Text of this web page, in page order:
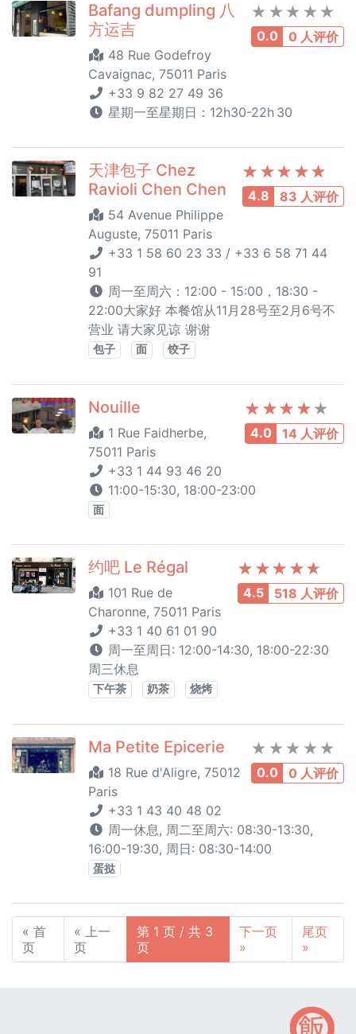
0.0 0 人评价
Bafang dumpling 八
方运吉
48 Rue Godefroy
Cavaignac, 75011 Paris
+33 9 82 27 49 36
星期一至星期日：12h30-22h 30
4.8 83 人评价
天津包子 Chez
Ravioli Chen Chen
54 Avenue Philippe
Auguste, 75011 Paris
+33 1 58 60 23 33 / +33 6 58 71 44
91
周一至周六：12:00 - 15:00，18:30 -
22:00大家好 本餐馆从11月28号至2月6号不
营业 请大家见谅 谢谢
包子 面 饺子
4.0 14 人评价
Nouille
1 Rue Faidherbe,
75011 Paris
+33 1 44 93 46 20
11:00-15:30, 18:00-23:00
面
4.5 518 人评价
约吧 Le Régal
101 Rue de
Charonne, 75011 Paris
+33 1 40 61 01 90
周一至周日: 12:00-14:30, 18:00-22:30
周三休息
下午茶 奶茶 烧烤
0.0 0 人评价
Ma Petite Epicerie
18 Rue d'Aligre, 75012
Paris
+33 1 43 40 48 02
周一休息, 周二至周六: 08:30-13:30,
16:00-19:30, 周日: 08:30-14:00
蛋挞
« 首
页
« 上一
页
第 1 页 / 共 3
页
下一页
»
尾页
»